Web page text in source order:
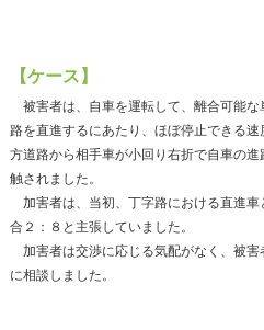
【ケース】
被害者は、自車を運転して、離合可能
路を直進するにあたり、ほぼ停止できる
方道路から相手車が小回り右折で自車の
触されました。
加害者は、当初、丁字路における直進
合２：８と主張していました。
加害者は交渉に応じる気配がなく、被
に相談しました。